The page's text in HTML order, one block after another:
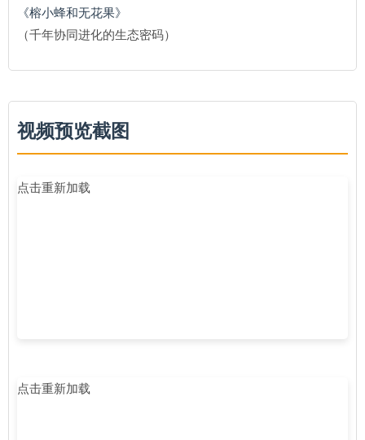
《榕小蜂和无花果》
（千年协同进化的生态密码）
视频预览截图
点击重新加载
点击重新加载